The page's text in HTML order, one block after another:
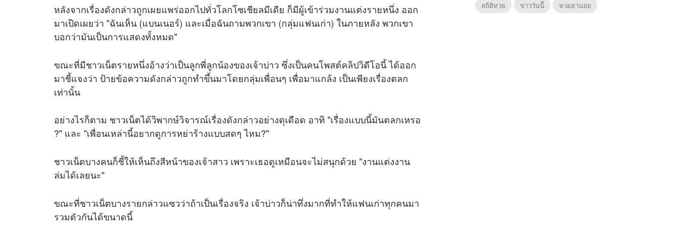
M
e
หลังจากเรื่องดังกล่าวถูกเผยแพร่ออกไปทั่วโลกโซเชียลมีเดีย ก็มีผู้เข้าร่วมงานแต่งรายหนึ่ง ออก
มาเปิดเผยว่า "ฉันเห็น (แบนเนอร์) และเมื่อฉันถามพวกเขา (กลุ่มแฟนเก่า) ในภายหลัง พวกเขา
บอกว่ามันเป็นการแสดงทั้งหมด"
ขณะที่มีชาวเน็ตรายหนึ่งอ้างว่าเป็นลูกพี่ลูกน้องของเจ้าบ่าว ซึ่งเป็นคนโพสต์คลิปวิดีโอนี้ ได้ออก
มาชี้แจงว่า ป้ายข้อความดังกล่าวถูกทำขึ้นมาโดยกลุ่มเพื่อนๆ เพื่อมาแกล้ง เป็นเพียงเรื่องตลก
เท่านั้น
อย่างไรก็ตาม ชาวเน็ตได้วิพากษ์วิจารณ์เรื่องดังกล่าวอย่างดุเดือด อาทิ "เรื่องแบบนี้มันตลกเหรอ
?" และ "เพื่อนเหล่านี้อยากดูการหย่าร้างแบบสดๆ ไหม?"
ชาวเน็ตบางคนก็ชี้ให้เห็นถึงสีหน้าของเจ้าสาว เพราะเธอดูเหมือนจะไม่สนุกด้วย "งานแต่งงาน
ล่มได้เลยนะ"
ขณะที่ชาวเน็ตบางรายกล่าวแซวว่าถ้าเป็นเรื่องจริง เจ้าบ่าวก็น่าทึ่งมากที่ทำให้แฟนเก่าทุกคนมา
รวมตัวกันได้ขนาดนี้
สถิติหวย
ข่าววันนี้ หวยฮานอย